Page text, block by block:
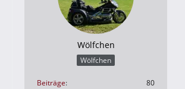
Wölfchen
Wölfchen
Beiträge
80